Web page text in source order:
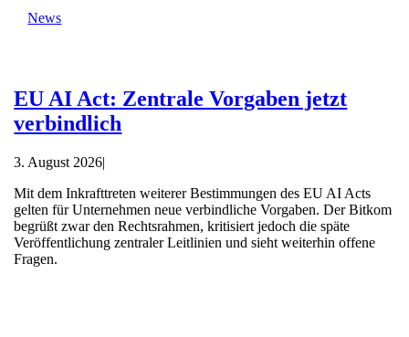
News
EU AI Act: Zentrale Vorgaben jetzt
verbindlich
3. August 2026|
Mit dem Inkrafttreten weiterer Bestimmungen des EU AI Acts
gelten für Unternehmen neue verbindliche Vorgaben. Der Bitkom
begrüßt zwar den Rechtsrahmen, kritisiert jedoch die späte
Veröffentlichung zentraler Leitlinien und sieht weiterhin offene
Fragen.